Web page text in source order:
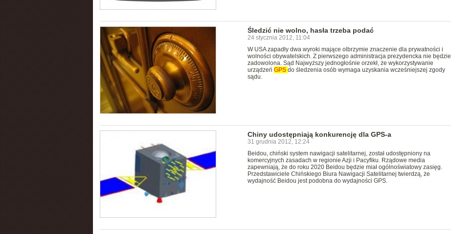
Śledzić nie wolno, hasła trzeba podać
24 stycznia 2012, 11:04
W USA zapadły dwa wyroki mające olbrzymie znaczenie dla prywatności i
wolności obywatelskich. Z pierwszego administracja prezydencka nie będzie
zadowolona. Sąd Najwyższy jednogłośnie orzekł, że wykorzystywanie
urządzeń GPS do śledzenia osób wymaga uzyskania wcześniejszej zgody
sądu.
Chiny udostępniają konkurencję dla GPS-a
31 grudnia 2012, 12:24
Beidou, chiński system nawigacji satelitarnej, został udostępniony na
komercyjnych zasadach w regionie Azji i Pacyfiku. Rządowe media
zapewniają, że do roku 2020 Beidou będzie miał ogólnoświatowy zasięg.
Przedstawiciele Chińskiego Biura Nawigacji Satelitarnej twierdzą, że
wydajność Beidou jest podobna do wydajności GPS.